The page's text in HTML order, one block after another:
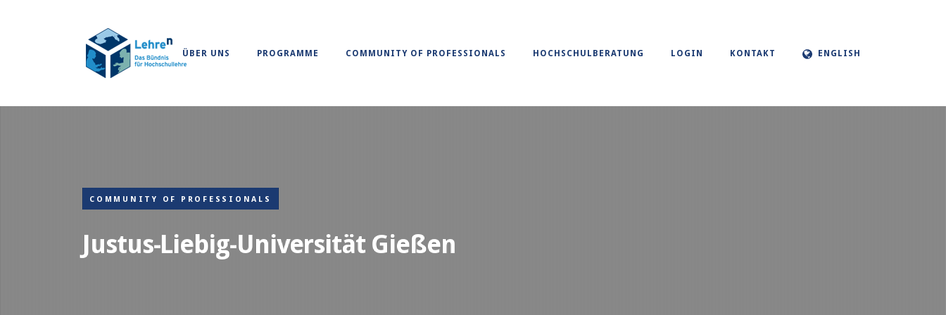
ÜBER UNS PROGRAMME COMMUNITY OF PROFESSIONALS HOCHSCHULBERATUNG LOGIN KONTAKT ENGLISH
COMMUNITY OF PROFESSIONALS
Justus-Liebig-Universität Gießen